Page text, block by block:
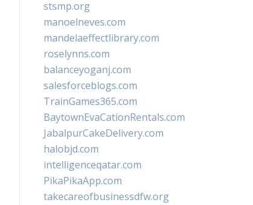
stsmp.org
manoelneves.com
mandelaeffectlibrary.com
roselynns.com
balanceyoganj.com
salesforceblogs.com
TrainGames365.com
BaytownEvaCationRentals.com
JabalpurCakeDelivery.com
halobjd.com
intelligenceqatar.com
PikaPikaApp.com
takecareofbusinessdfw.org